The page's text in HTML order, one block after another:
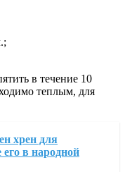
в течение 10
теплым, для
хрен для
в народной